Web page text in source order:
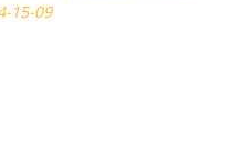
15-09